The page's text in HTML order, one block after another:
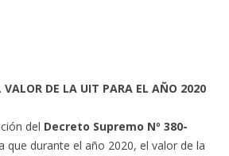
VALOR DE LA UIT PARA EL AÑO 2020
del Decreto Supremo Nº 380-
que durante el año 2020, el valor de la